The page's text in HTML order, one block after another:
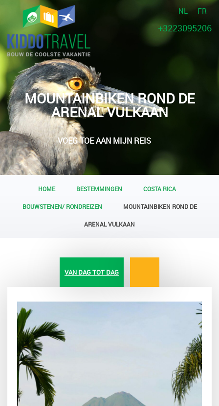
NL FR
+3223095206
MOUNTAINBIKEN ROND DE
ARENAL VULKAAN
VOEG TOE AAN MIJN REIS
HOME BESTEMMINGEN COSTA RICA
BOUWSTENEN/ RONDREIZEN MOUNTAINBIKEN ROND DE
ARENAL VULKAAN
VAN DAG TOT DAG